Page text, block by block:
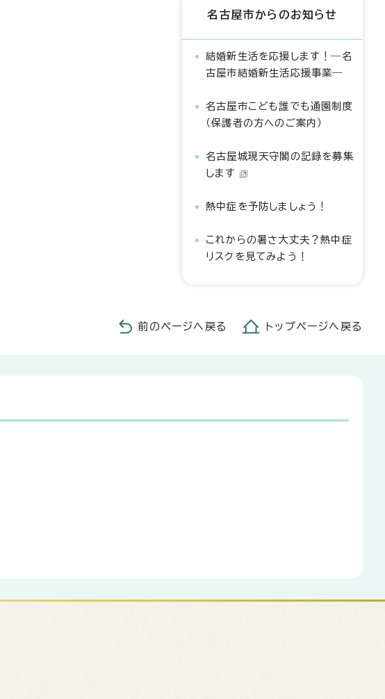
名古屋市からのお知らせ
結婚新生活を応援します！―名
古屋市結婚新生活応援事業―
名古屋市こども誰でも通園制度
（保護者の方へのご案内）
名古屋城現天守閣の記録を募集
します
熱中症を予防しましょう！
これからの暑さ大丈夫？熱中症
リスクを見てみよう！
前のページへ戻る トップページへ戻る